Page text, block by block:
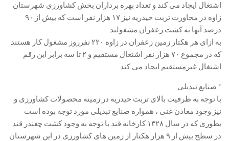
اشتغال ایجاد می کند و تعداد بهره برداران بخش کشاورزی شهرستان
زاوه در مجاورت تربت حیدریه نیز ۱۷ هزار نفر است که بیش از ۹۰
درصد آنها به کشت زعفران مشغولند.
به ازای هر هکتار زمین زعفران در زاوه ۲۲۰ نفرروز مشغول کار هستند
که در مجموع ۷۰ هزار نفر اشتغال مستقیم و ۲ تا سه برابر این رقم
اشتغال غیرمستقیم ایجاد می کند.
* صنایع تبدیلی
با توجه به ظرفیت بالای تربت حیدریه در زمینه محصولات کشاورزی و
نیز وجود معادن غنی ، همواره صنایع تبدیلی مورد توجه بوده است
بطوری که در سال ۱۳۲۸ کارخانه قند با توجه به وجود کشت چغندر قند
در سطح بیش از ۹ هزار هکتار از زمین های کشاورزی در این شهرستان